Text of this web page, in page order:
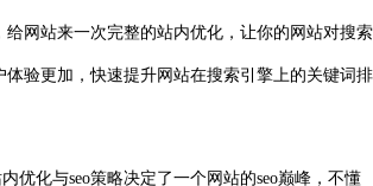
给网站来一次完整的站内优化，让你的网站对搜索
体验更加，快速提升网站在搜索引擎上的关键词排
优化与seo策略决定了一个网站的seo巅峰，不懂